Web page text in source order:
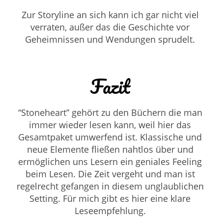
Zur Storyline an sich kann ich gar nicht viel
verraten, außer das die Geschichte vor
Geheimnissen und Wendungen sprudelt.
Fazit
“Stoneheart” gehört zu den Büchern die man
immer wieder lesen kann, weil hier das
Gesamtpaket umwerfend ist. Klassische und
neue Elemente fließen nahtlos über und
ermöglichen uns Lesern ein geniales Feeling
beim Lesen. Die Zeit vergeht und man ist
regelrecht gefangen in diesem unglaublichen
Setting. Für mich gibt es hier eine klare
Leseempfehlung.